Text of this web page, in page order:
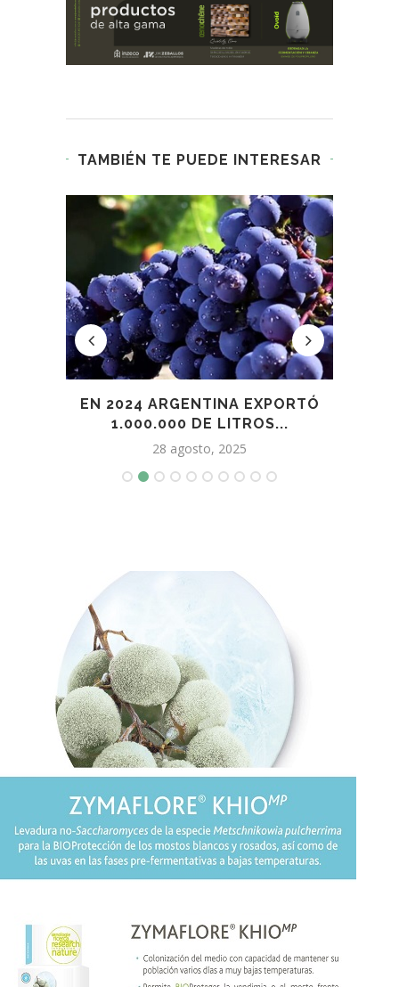
TAMBIÉN TE PUEDE INTERESAR
EN 2024 ARGENTINA EXPORTÓ
1.000.000 DE LITROS...
28 agosto, 2025